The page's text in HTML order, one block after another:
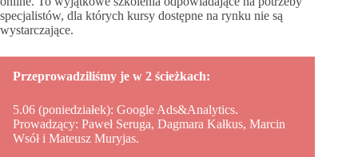
specjalistów, dla których kursy dostępne na rynku nie są
wystarczające.
Przeprowadziliśmy je w 2 ścieżkach:
5.06 (poniedziałek): Google Ads&Analytics.
Prowadzący: Paweł Seruga, Dagmara Kałkus, Marcin
Wsół i Mateusz Muryjas.